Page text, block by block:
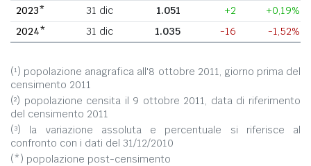
2023*
31 dic 1.051 +2
+0,19%
2024*
31 dic 1.035 -16 -1,52%
(¹) popolazione anagrafica all'8 ottobre 2011, giorno prima del
censimento 2011
(²) popolazione censita il 9 ottobre 2011, data di riferimento
del censimento 2011
(³) la variazione assoluta e percentuale si riferisce al
confronto con i dati del 31/12/2010
(*) popolazione post-censimento